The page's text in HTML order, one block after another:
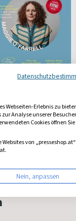
8,00 €
Webseiten-Erlebnis zu
Analyse unserer
Cookies öffnen
von
Nein, anpassen